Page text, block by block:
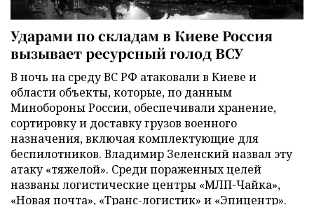
Ударами по складам в Киеве Россия
вызывает ресурсный голод ВСУ
В ночь на среду ВС РФ атаковали в Киеве и
области объекты, которые, по данным
Минобороны России, обеспечивали хранение,
сортировку и доставку грузов военного
назначения, включая комплектующие для
беспилотников. Владимир Зеленский назвал эту
атаку «тяжелой». Среди пораженных целей
названы логистические центры «МЛП-Чайка»,
«Новая почта», «Транс-логистик» и «Эпицентр».